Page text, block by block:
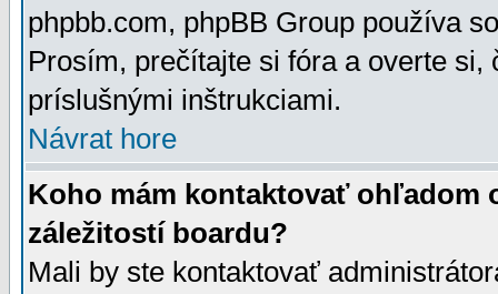
phpbb.com, phpBB Group používa
Prosím, prečítajte si fóra a overte
príslušnými inštrukciami.
Návrat hore
Koho mám kontaktovať ohľadom
záležitostí boardu?
Mali by ste kontaktovať